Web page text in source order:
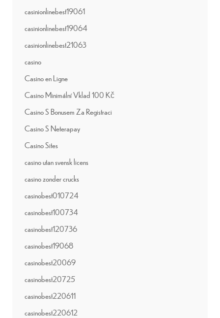
casinionlinebest19061
casinionlinebest19064
casinionlinebest21063
casino
Casino en Ligne
Casino Minimální Vklad 100 Kč
Casino S Bonusem Za Registraci
Casino S Neterapay
Casino Sites
casino utan svensk licens
casino zonder crucks
casinobest010724
casinobest100734
casinobest120736
casinobest19068
casinobest20069
casinobest20725
casinobest220611
casinobest220612